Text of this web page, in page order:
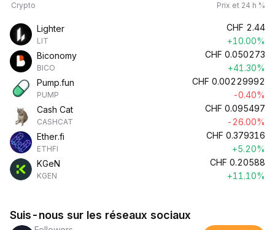
Crypto Prix et 24 h %
Lighter
LIT
CHF 2.44
+10.00%
Biconomy
BICO
CHF 0.050273
+41.30%
Pump.fun
PUMP
CHF 0.00229992
-0.40%
Cash Cat
CASHCAT
CHF 0.095497
-26.00%
Ether.fi
ETHFI
CHF 0.379316
+5.20%
KGeN
KGEN
CHF 0.20588
+11.10%
Suis-nous sur les réseaux sociaux